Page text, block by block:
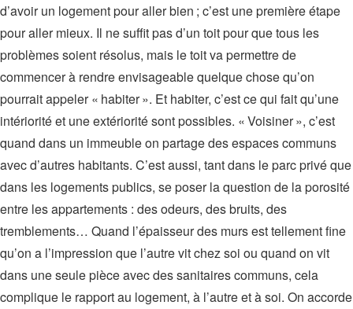
d’avoir un logement pour aller bien ; c’est une première étape
pour aller mieux. Il ne suffit pas d’un toit pour que tous les
problèmes soient résolus, mais le toit va permettre de
commencer à rendre envisageable quelque chose qu’on
pourrait appeler « habiter ». Et habiter, c’est ce qui fait qu’une
intériorité et une extériorité sont possibles. « Voisiner », c’est
quand dans un immeuble on partage des espaces communs
avec d’autres habitants. C’est aussi, tant dans le parc privé que
dans les logements publics, se poser la question de la porosité
entre les appartements : des odeurs, des bruits, des
tremblements… Quand l’épaisseur des murs est tellement fine
qu’on a l’impression que l’autre vit chez soi ou quand on vit
dans une seule pièce avec des sanitaires communs, cela
complique le rapport au logement, à l’autre et à soi. On accorde